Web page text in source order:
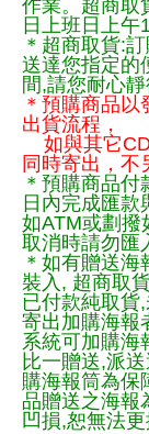
作業。超商取
日上班日上午
＊超商取貨:
送達您指定的
間,請您耐心
＊預購商品
出貨流程，
如與其它CD
同時寄出，不
＊預購商品
日內完成匯
如ATM或劃撥
取消時請勿匯
＊如有贈送
裝入, 超商取
已付款純取貨
寄出加購海報
系統可加購海
比一贈送,派
購海報筒為保
品贈送之海報
凹損,恕無法更